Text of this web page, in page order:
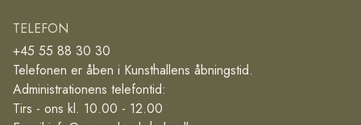
TELEFON
+45 55 88 30 30
Telefonen er åben i Kunsthallens åbningstid.
Administrationens telefontid:
Tirs - ons kl. 10.00 - 12.00